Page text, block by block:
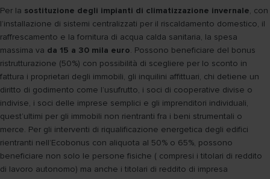
Per la sostituzione degli impianti di climatizzazione invernale, con
l’installazione di sistemi centralizzati per il riscaldamento domestico, il
raffrescamento e la fornitura di acqua calda sanitaria, la spesa
massima va da 15 a 30 mila euro. Possono beneficiare del bonus
ristrutturazione (50%) con possibilità di scegliere per lo sconto in
fattura i proprietari degli immobili, gli inquilini affittuari, chi detiene un
diritto di godimento come l’usufrutto, i soci di cooperative divise o
indivise, i soci delle imprese semplici e gli imprenditori individuali,
quest’ultimi per gli immobili non rientranti fra i beni strumentali o
merce. Per gli interventi di riqualificazione energetica degli edifici
rientranti nell’Ecobonus con aliquota al 50% o 65%, possono
beneficiare non solo le persone fisiche ( compresi i titolari di reddito
di lavoro autonomo) ma anche i titolari di reddito di impresa